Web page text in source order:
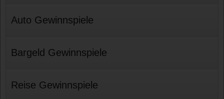
Auto Gewinnspiele
Bargeld Gewinnspiele
Reise Gewinnspiele